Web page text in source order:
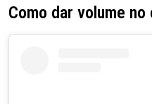
Como dar volume no